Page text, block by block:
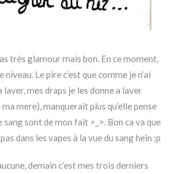
très glamour mais bon. En ce moment,
niveau. Le pire c’est que comme je n’ai
laver, mes draps je les donne a laver
mere), manquerait plus qu’elle pense
sang sont de mon fait >_>. Bon ca va que
dans les vapes à la vue du sang hein ;p
demain c’est mes trois derniers